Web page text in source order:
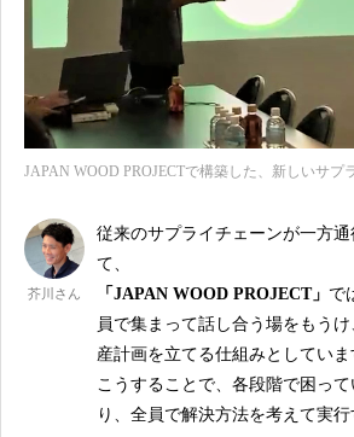
JAPAN WOOD PROJECTで構築した、新しいサプ
芥川さん
従来のサプライチェーンが一方
て、
「JAPAN WOOD PROJECT」 で
員で集まって話し合う場をもう
産計画を立てる仕組みとしていま
こうすることで、各段階で困っ
り、全員で解決方法を考えて実